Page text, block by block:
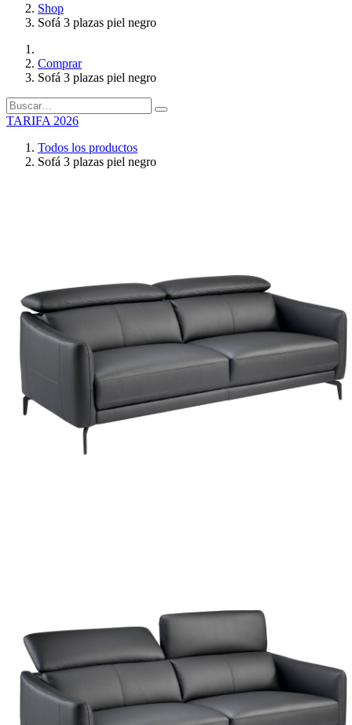
Shop
Sofá 3 plazas piel negro
Comprar
Sofá 3 plazas piel negro
TARIFA 2026
Todos los productos
Sofá 3 plazas piel negro